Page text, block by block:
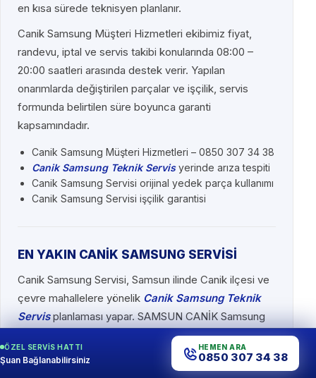
en kısa sürede teknisyen planlanır.
Canik Samsung Müşteri Hizmetleri ekibimiz fiyat,
randevu, iptal ve servis takibi konularında 08:00 –
20:00 saatleri arasında destek verir. Yapılan
onarımlarda değiştirilen parçalar ve işçilik, servis
formunda belirtilen süre boyunca garanti
kapsamındadır.
Canik Samsung Müşteri Hizmetleri – 0850 307 34 38
Canik Samsung Teknik Servisyerinde arıza tespiti
Canik Samsung Servisi orijinal yedek parça kullanımı
Canik Samsung Servisi işçilik garantisi
EN YAKIN CANİK SAMSUNG SERVİSİ
Canik Samsung Servisi, Samsun ilinde Canik ilçesi ve
çevre mahallelere yönelik Canik Samsung Teknik
Servisplanlaması yapar. SAMSUN CANİK Samsung
Servisi aramalarında 0850 307 34 38 hattı kullanılır.
En Yakın Canik Samsung Servisiiçin bulunduğunuz
ÖZEL SERVIS HATTI
Şuan Bağlanabilirsiniz
HEMEN ARA
0850 307 34 38